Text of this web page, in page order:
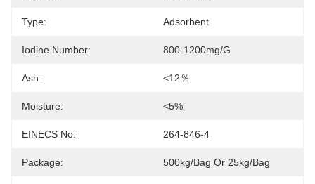
Type: Adsorbent
Iodine Number: 800-1200mg/g
Ash: <12％
Moisture: <5%
EINECS No: 264-846-4
Package: 500kg/bag Or 25kg/bag